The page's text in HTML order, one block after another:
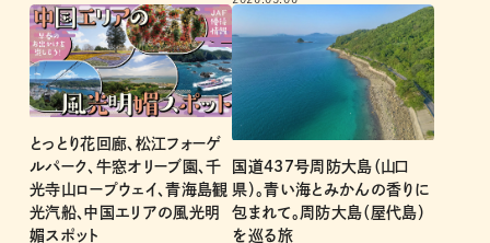
とっとり花回廊、松江フォーゲ
ルパーク、牛窓オリーブ園、千
光寺山ロープウェイ、青海島観
光汽船、中国エリアの風光明
媚スポット
国道437号周防大島（山口
県）。青い海とみかんの香りに
包まれて。周防大島（屋代島）
を巡る旅